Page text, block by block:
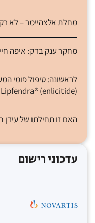
מחלת אלצהיימר – לא
מחקר ענק בדק: איפה
Lipfendra® (enlicitide) לטיפול בהיפרכולסטרולמיה
האם זו תחילתו של עידן
עדכוני רישום